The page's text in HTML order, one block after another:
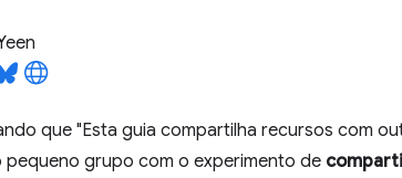
que "Esta guia compartilha recursos com
grupo com o experimento de